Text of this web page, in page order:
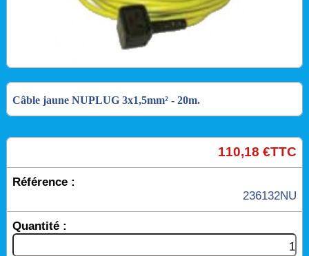
Câble jaune NUPLUG 3x1,5mm² ‐ 20m.
110,18 €TTC
Référence :
236132NU
Quantité :